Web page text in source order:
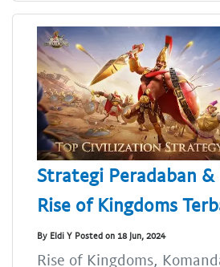
Strategi Peradaban &
Rise of Kingdoms
By Eldi Y Posted on 18 Jun, 2024
Rise of Kingdoms,